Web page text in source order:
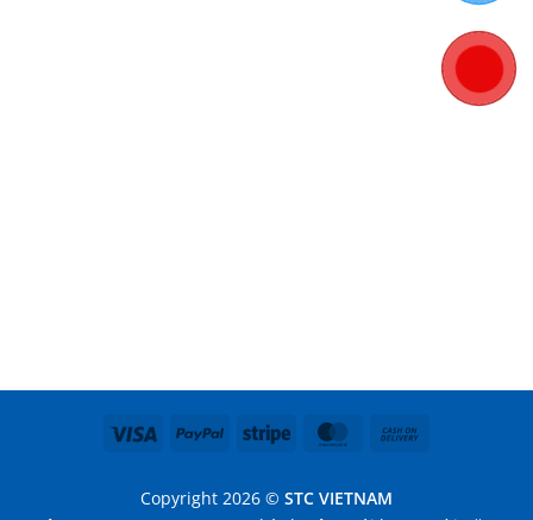
Visa PayPal Stripe MasterCard
Copyright 2026 © STC VIETNAM